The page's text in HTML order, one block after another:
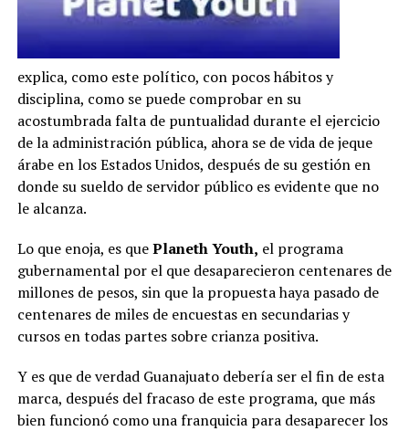
explica, como este político, con pocos hábitos y
disciplina, como se puede comprobar en su
acostumbrada falta de puntualidad durante el ejercicio
de la administración pública, ahora se de vida de jeque
árabe en los Estados Unidos, después de su gestión en
donde su sueldo de servidor público es evidente que no
le alcanza.
Lo que enoja, es quePlaneth Youth, el programa
gubernamental por el que desaparecieron centenares de
millones de pesos, sin que la propuesta haya pasado de
centenares de miles de encuestas en secundarias y
cursos en todas partes sobre crianza positiva.
Y es que de verdad Guanajuato debería ser el fin de esta
marca, después del fracaso de este programa, que más
bien funcionó como una franquicia para desaparecer los